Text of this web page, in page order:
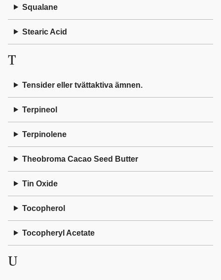
Squalane
Stearic Acid
T
Tensider eller tvättaktiva ämnen.
Terpineol
Terpinolene
Theobroma Cacao Seed Butter
Tin Oxide
Tocopherol
Tocopheryl Acetate
U